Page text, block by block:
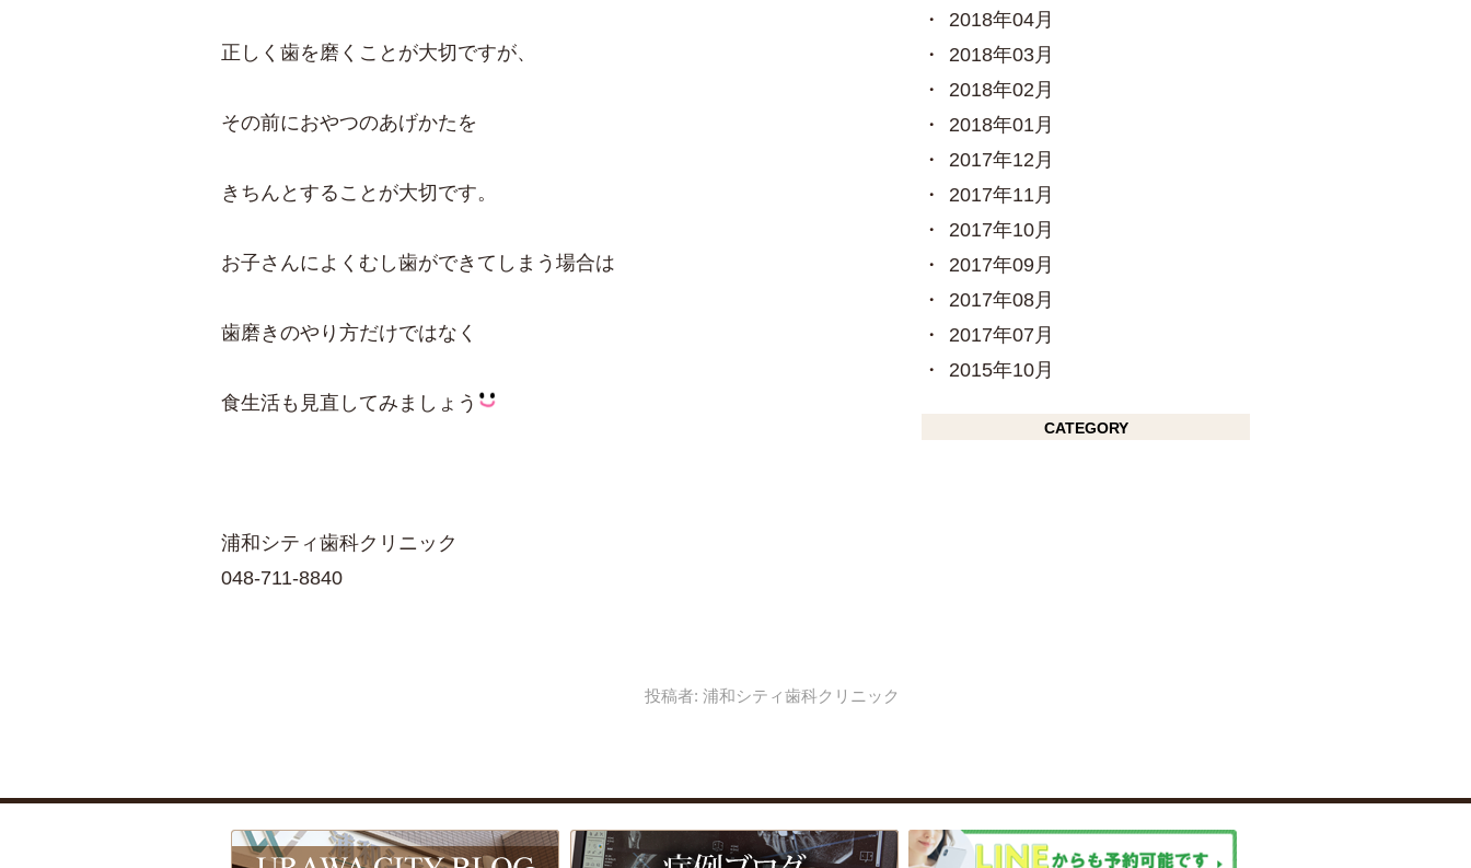
正しく歯を磨くことが大切ですが、
その前におやつのあげかたを
きちんとすることが大切です。
お子さんによくむし歯ができてしまう場合は
歯磨きのやり方だけではなく
食生活も見直してみましょう
浦和シティ歯科クリニック
048-711-8840
投稿者: 浦和シティ歯科クリニック
2018年04月
2018年03月
2018年02月
2018年01月
2017年12月
2017年11月
2017年10月
2017年09月
2017年08月
2017年07月
2015年10月
CATEGORY